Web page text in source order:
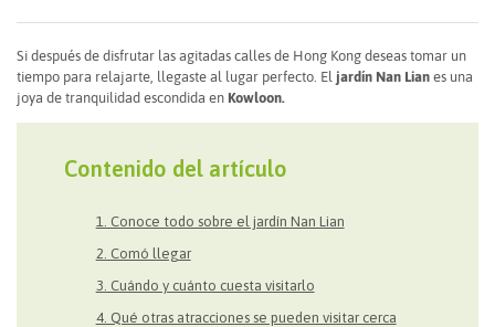
Si después de disfrutar las agitadas calles de Hong Kong deseas tomar un
tiempo para relajarte, llegaste al lugar perfecto. El jardín Nan Lian es una
joya de tranquilidad escondida en Kowloon.
Contenido del artículo
1. Conoce todo sobre el jardín Nan Lian
2. Comó llegar
3. Cuándo y cuánto cuesta visitarlo
4. Qué otras atracciones se pueden visitar cerca